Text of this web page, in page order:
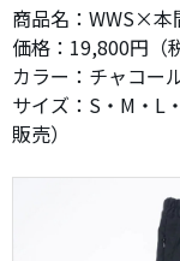
商品名：WWS×本
価格：19,800円（
カラー：チャコー
サイズ：S・M・L
販売）